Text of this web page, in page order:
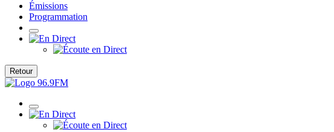
Émissions
Programmation
Retour